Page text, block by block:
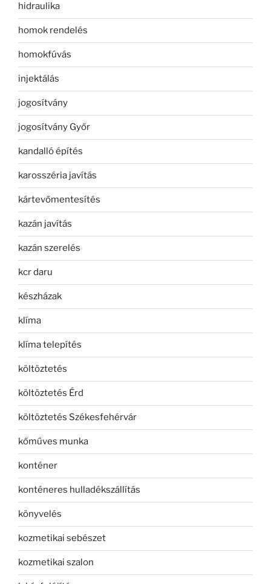
hidraulika
homok rendelés
homokfúvás
injektálás
jogosítvány
jogosítvány Győr
kandalló építés
karosszéria javítás
kártevőmentesítés
kazán javítás
kazán szerelés
kcr daru
készházak
klíma
klíma telepítés
költöztetés
költöztetés Érd
költöztetés Székesfehérvár
kőműves munka
konténer
konténeres hulladékszállítás
könyvelés
kozmetikai sebészet
kozmetikai szalon